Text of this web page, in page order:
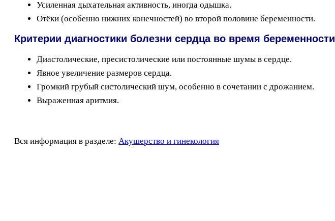
Усиленная дыхательная активность, иногда одышка.
Отёки (особенно нижних конечностей) во второй половине беременности.
Критерии диагностики болезни сердца во время беременности
Диастолические, пресистолические или постоянные шумы в сердце.
Явное увеличение размеров сердца.
Громкий грубый систолический шум, особенно в сочетании с дрожанием.
Выраженная аритмия.
Вся информация в разделе: Акушерство и гинекология